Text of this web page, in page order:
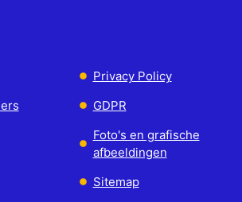
Privacy Policy
GDPR
Foto's en grafische
afbeeldingen
Sitemap